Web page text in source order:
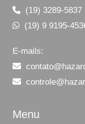
(19) 3289-5837
(19) 9 9195-
E-mails:
Menu